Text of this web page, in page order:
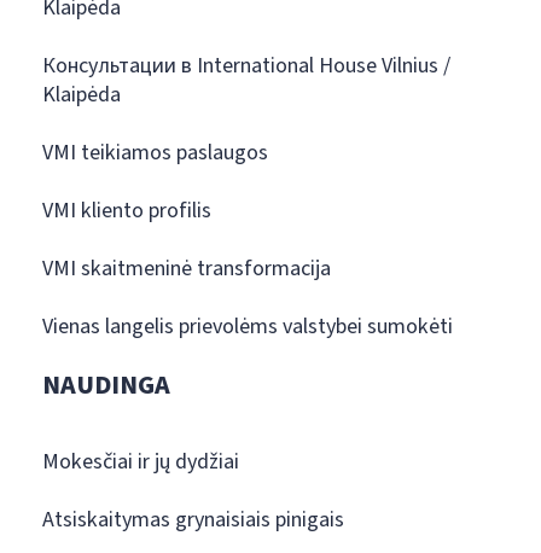
Klaipėda
Консультации в International House Vilnius /
Klaipėda
VMI teikiamos paslaugos
VMI kliento profilis
VMI skaitmeninė transformacija
Vienas langelis prievolėms valstybei sumokėti
NAUDINGA
Mokesčiai ir jų dydžiai
Atsiskaitymas grynaisiais pinigais